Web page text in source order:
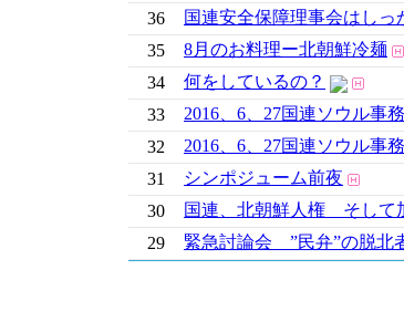
36
国連安全保障理事会はしっ
35
8月のお料理ー北朝鮮冷麺
34
何をしているの？
33
2016、6、27国連ソウル事
32
2016、6、27国連ソウル事
31
シンポジューム前夜
30
国連、北朝鮮人権 そして
29
緊急討論会 ”民弁”の脱北